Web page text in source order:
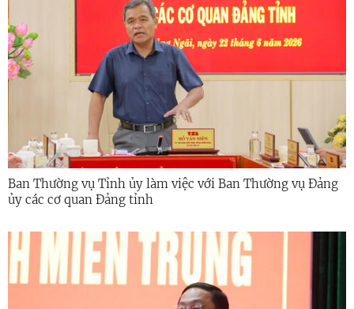
Ban Thường vụ Tỉnh ủy làm việc với Ban Thường vụ Đảng
ủy các cơ quan Đảng tỉnh